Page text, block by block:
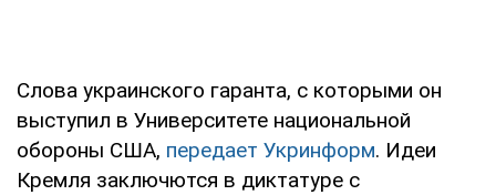
Слова украинского гаранта, с которыми он
выступил в Университете национальной
обороны США, передает Укринформ. Идеи
Кремля заключются в диктатуре с